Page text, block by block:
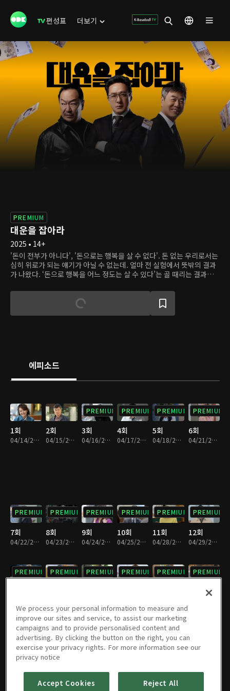
편성표 더보기
PREMIUM
대운을 잡아라
2025 • 14+
'돈이 전부가 아니다', '돈으로는 행복을 살 수 없다'. 돈 없는 우리로서는
심히 위로가 되는 얘기가 아닐 수 없는데. 얼마 전 실험에서 뜻밖의 결과
가 나왔다. ‘돈으로 행복을 어느 정도는 살 수 있다’는 골 때리는 결과가
사람보다 콘크리트 덩어리가 우대받는 세상이 된 걸 보면. 여기 세 친구
가 있다. 돈 많은 놈, 돈 없는 놈, 돈 많고 싶은 놈. 운명의 소용돌이 속에
서 돈 많은 놈은 거지가 되고. 돈 없는 놈은 졸부가 되고. 돈 많고 싶은 놈
철이 ‘실거래가 어른’ 이 되는 과정!!! 그를 둘러싼 가족, 친구, 이웃들의
한뼘 성장기! 그 짠내나고, 들큰한 이야기가 이 드라마의 핵심이다.
에피소드
1회
04/14/2025 • 29분
2회
04/15/2025 • 29분
PREMIUM
3회
04/16/2025 • 29분
PREMIUM
4회
04/17/2025 • 29분
PREMIUM
5회
04/18/2025 • 29분
PREMIUM
6회
04/21/2025 • 29분
PREMIUM
7회
04/22/2025 • 29분
PREMIUM
8회
04/23/2025 • 29분
PREMIUM
9회
04/24/2025 • 29분
PREMIUM
10회
04/25/2025 • 29분
PREMIUM
11회
04/28/2025 • 28분
PREMIUM
12회
04/29/2025 • 29분
PREMIUM PREMIUM PREMIUM PREMIUM PREMIUM PREMIUM
PREMIUM
19회
05/08/2025 • 29분
PREMIUM
20회
PREMIUM
21회
PREMIUM
22회
PREMIUM
23회 24회
We process your personal information to measure and
improve our sites and service, to assist our marketing
campaigns and to provide personalised content and
advertising. By clicking the button on the right, you can
exercise your privacy rights. For more information see our
privacy notice
Accept Cookies Reject All